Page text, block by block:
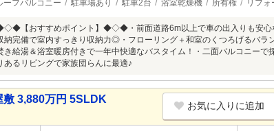
ーフバルコニー 駐車場あり 駐車2台 浴室乾燥機 所有権 リフ
【おすすめポイント】◆◇◆・前面道路6m以上で車の出入りも安心
納完備で室内すっきり収納力◎・フローリング＋和室のくつろげるバ
き給湯＆浴室暖房付きで一年中快適なバスタイム！・二面バルコニー
あるリビングで家族団らんに最適♪
3,880万円 5SLDK
お気に入りに追加